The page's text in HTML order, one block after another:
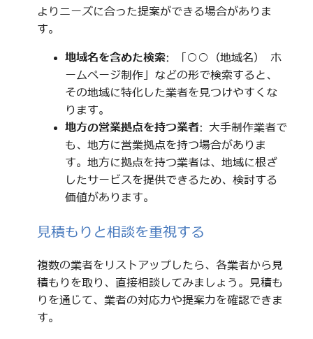
よりニーズに合った提案ができる場合がありま
す。
地域名を含めた検索: 「○○（地域名） ホ
ームページ制作」などの形で検索すると、
その地域に特化した業者を見つけやすくな
ります。
地方の営業拠点を持つ業者: 大手制作業者で
も、地方に営業拠点を持つ場合がありま
す。地方に拠点を持つ業者は、地域に根ざ
したサービスを提供できるため、検討する
価値があります。
見積もりと相談を重視する
複数の業者をリストアップしたら、各業者から見
積もりを取り、直接相談してみましょう。見積も
りを通じて、業者の対応力や提案力を確認できま
す。